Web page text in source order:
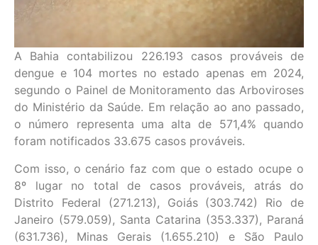
A Bahia contabilizou 226.193 casos prováveis de
dengue e 104 mortes no estado apenas em 2024,
segundo o Painel de Monitoramento das Arboviroses
do Ministério da Saúde. Em relação ao ano passado,
o número representa uma alta de 571,4% quando
foram notificados 33.675 casos prováveis.
Com isso, o cenário faz com que o estado ocupe o
8º lugar no total de casos prováveis, atrás do
Distrito Federal (271.213), Goiás (303.742) Rio de
Janeiro (579.059), Santa Catarina (353.337), Paraná
(631.736), Minas Gerais (1.655.210) e São Paulo